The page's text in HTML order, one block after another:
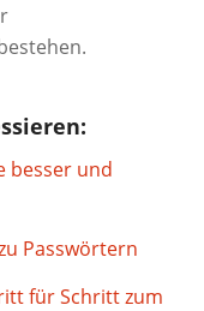
besser und
Passwörtern
für Schritt zum